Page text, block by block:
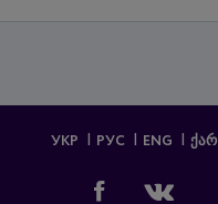
УКР РУС ENG ᲥᲐᲠ